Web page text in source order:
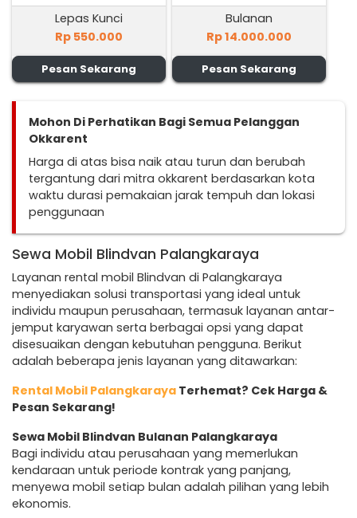
Lepas Kunci
Rp 550.000
Pesan Sekarang
Bulanan
Rp 14.000.000
Pesan Sekarang
Mohon Di Perhatikan Bagi Semua Pelanggan
Okkarent
Harga di atas bisa naik atau turun dan berubah
tergantung dari mitra okkarent berdasarkan kota
waktu durasi pemakaian jarak tempuh dan lokasi
penggunaan
Sewa Mobil Blindvan Palangkaraya
Layanan rental mobil Blindvan di Palangkaraya
menyediakan solusi transportasi yang ideal untuk
individu maupun perusahaan, termasuk layanan antar-
jemput karyawan serta berbagai opsi yang dapat
disesuaikan dengan kebutuhan pengguna. Berikut
adalah beberapa jenis layanan yang ditawarkan:
Rental Mobil Palangkaraya Terhemat? Cek Harga &
Pesan Sekarang!
Sewa Mobil Blindvan Bulanan Palangkaraya
Bagi individu atau perusahaan yang memerlukan
kendaraan untuk periode kontrak yang panjang,
menyewa mobil setiap bulan adalah pilihan yang lebih
ekonomis.